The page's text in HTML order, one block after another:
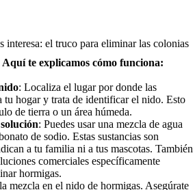
interesa: el truco para eliminar las colonias
Aquí te explicamos cómo funciona:
: Localiza el lugar por donde las
tu hogar y trata de identificar el nido. Esto
de tierra o un área húmeda.
: Puedes usar una mezcla de agua
de sodio. Estas sustancias son
a tu familia ni a tus mascotas. También
comerciales específicamente
hormigas.
mezcla en el nido de hormigas. Asegúrate